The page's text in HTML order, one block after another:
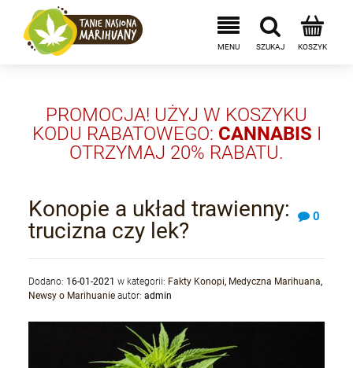
PROMOCJA! UŻYJ W KOSZYKU
KODU RABATOWEGO: CANNABIS I
OTRZYMAJ 20% RABATU.
Konopie a układ trawienny:
trucizna czy lek?
0
Dodano: 16-01-2021 w kategorii: Fakty Konopi, Medyczna Marihuana,
Newsy o Marihuanie autor:admin